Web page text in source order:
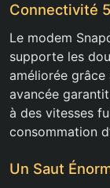
Connectivité
Le modem
supporte les
améliorée
avancée
à des vitesses
consommation
Un Saut